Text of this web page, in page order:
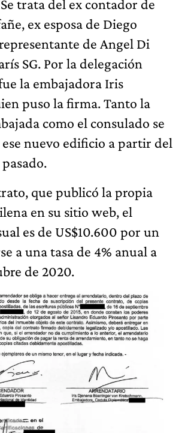
trata del ex contador de
ex esposa de Diego
de Angel Di
SG. Por la delegación
la embajadora Iris
puso la firma. Tanto la
como el consulado se
nuevo edificio a partir del
que publicó la propia
en su sitio web, el
es de US$10.600 por un
a una tasa de 4% anual a
de 2020.